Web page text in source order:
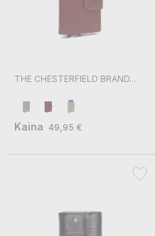
THE CHESTERFIELD BRAND...
Kaina 49,95 €
El. paštas